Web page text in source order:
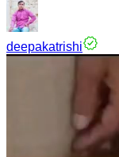
deepakatrishi